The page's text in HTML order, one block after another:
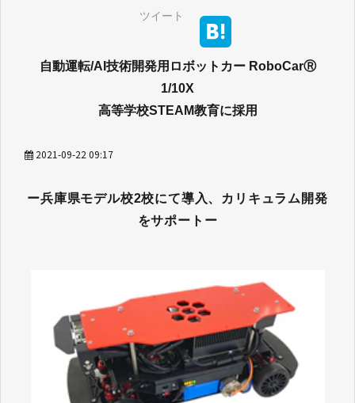
ツイート
自動運転/AI技術開発用ロボットカー RoboCarⓇ
1/10X
高等学校STEAM教育に採用
2021-09-22 09:17
ー兵庫県モデル校2校にて導入、カリキュラム開発
をサポートー